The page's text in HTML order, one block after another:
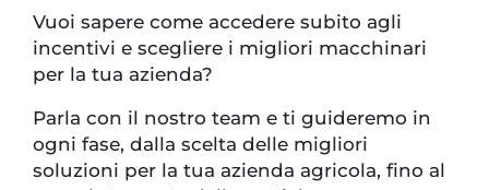
Vuoi sapere come accedere subito agli
incentivi e scegliere i migliori macchinari
per la tua azienda?
Parla con il nostro team e ti guideremo in
ogni fase, dalla scelta delle migliori
soluzioni per la tua azienda agricola, fino al